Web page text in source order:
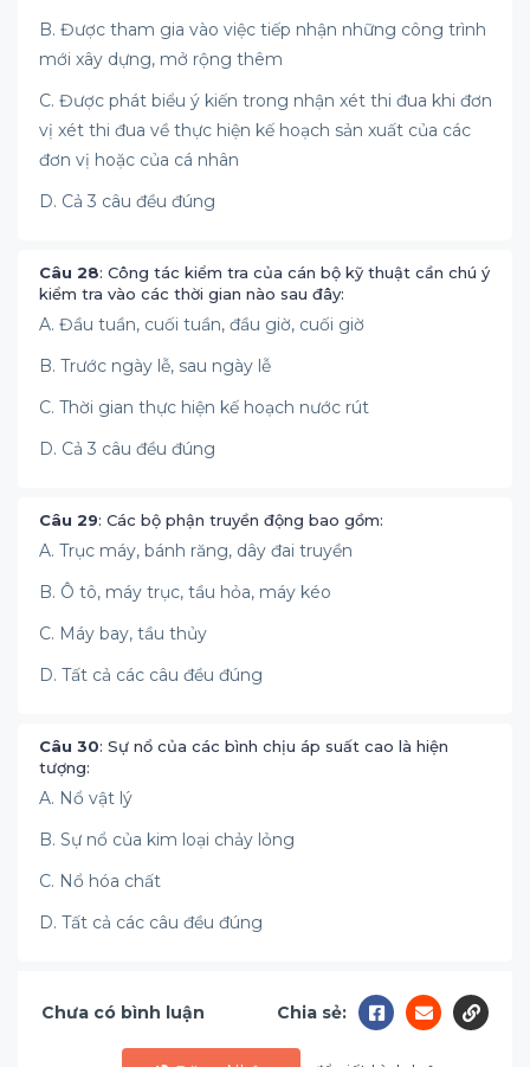
B. Được tham gia vào việc tiếp nhận những công trình
mới xây dựng, mở rộng thêm
C. Được phát biểu ý kiến trong nhận xét thi đua khi đơn
vị xét thi đua về thực hiện kế hoạch sản xuất của các
đơn vị hoặc của cá nhân
D. Cả 3 câu đều đúng
Câu 28: Công tác kiểm tra của cán bộ kỹ thuật cần chú ý
kiểm tra vào các thời gian nào sau đây:
A. Đầu tuần, cuối tuần, đầu giờ, cuối giờ
B. Trước ngày lễ, sau ngày lễ
C. Thời gian thực hiện kế hoạch nước rút
D. Cả 3 câu đều đúng
Câu 29: Các bộ phận truyền động bao gồm:
A. Trục máy, bánh răng, dây đai truyền
B. Ô tô, máy trục, tầu hỏa, máy kéo
C. Máy bay, tầu thủy
D. Tất cả các câu đều đúng
Câu 30: Sự nổ của các bình chịu áp suất cao là hiện
tượng:
A. Nổ vật lý
B. Sự nổ của kim loại chảy lỏng
C. Nổ hóa chất
D. Tất cả các câu đều đúng
Chưa có bình luận Chia sẻ: